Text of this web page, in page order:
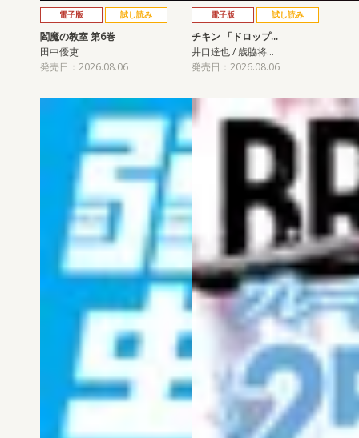
電子版 試し読み
閻魔の教室 第6巻
田中優吏
発売日：2026.08.06
電子版 試し読み
チキン 「ドロップ…
井口達也 / 歳脇将…
発売日：2026.08.06